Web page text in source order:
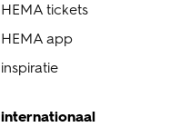
HEMA tickets
HEMA app
inspiratie
internationaal